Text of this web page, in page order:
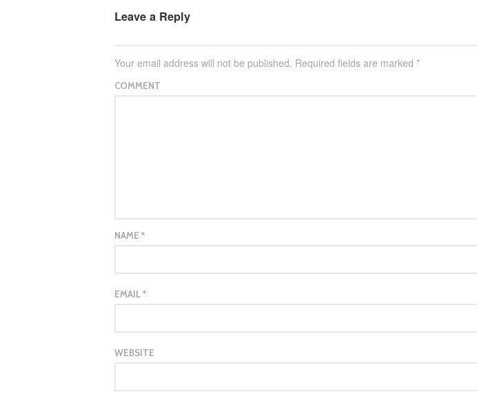
Leave a Reply
Your email address will not be published. Required fields are marked *
COMMENT
NAME *
EMAIL*
WEBSITE